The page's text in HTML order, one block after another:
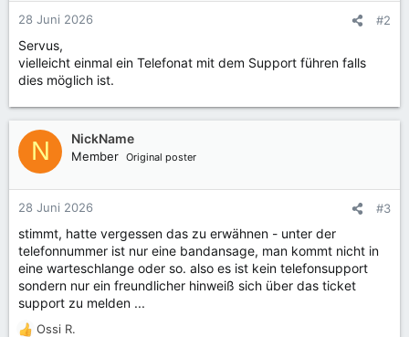
n
n
:
28 Juni 2026 #2
Servus,
vielleicht einmal ein Telefonat mit dem Support führen falls
dies möglich ist.
N NickName
Member Original poster
28 Juni 2026 #3
stimmt, hatte vergessen das zu erwähnen - unter der
telefonnummer ist nur eine bandansage, man kommt nicht in
eine warteschlange oder so. also es ist kein telefonsupport
sondern nur ein freundlicher hinweiß sich über das ticket
support zu melden ...
Ossi R.